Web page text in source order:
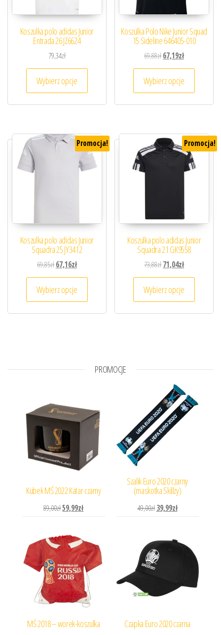
Koszulka polo adidas Junior
Entrada 26 JZ6624
79,34zł
Wybierz opcje
Ten produkt ma wiele wariantów. Opcje
Koszulka Polo Nike Junior Squad
15 Sideline 646405-010
69,88złPierwotna cena
67,19złAktualna cena
Wybierz opcje
Ten
Promocja!
Koszulka polo adidas Junior
Squadra 25 JY3412
69,85złPierwotna cena wynosiła: 69,85zł.
67,16złAktualna cena wynosi: 67,16zł.
Wybierz opcje
Ten produkt ma wiele wariantów. Opcje
Promocja!
Koszulka polo adidas Junior
Squadra 21 GK9558
73,88złPierwotna cena
71,04złAktualna cena
Wybierz opcje
Ten
PROMOCJE
Kubek MŚ 2022 Katar czarny
89,00złPierwotna cena wynosiła: 89,00zł.
59,99złAktualna cena wynosi: 59,99zł.
Szalik Euro 2020 czarny
(maskotka Skillzy)
49,00zł Pierwotna cena wynosiła:
39,99złAktualna cena
MŚ 2018 – worek-koszulka Czapka Euro 2020 czarna